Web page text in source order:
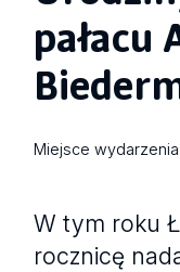
pałacu
Miejsce wydarzenia:
W tym roku
rocznicę